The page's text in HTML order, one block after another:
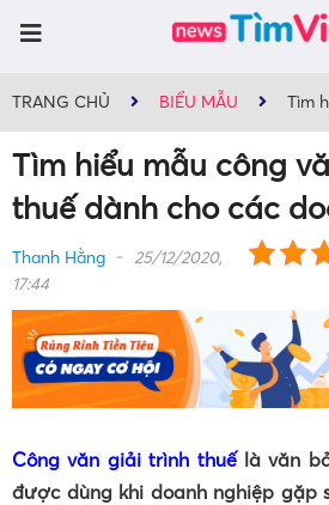
TRANG CHỦ BIỂU MẪU Tìm
Tìm hiểu mẫu công
thuế dành cho các
Thanh Hằng
25/12/2020,
17:44
Công văn giải trình thuếlà văn
được dùng khi doanh nghiệp gặp